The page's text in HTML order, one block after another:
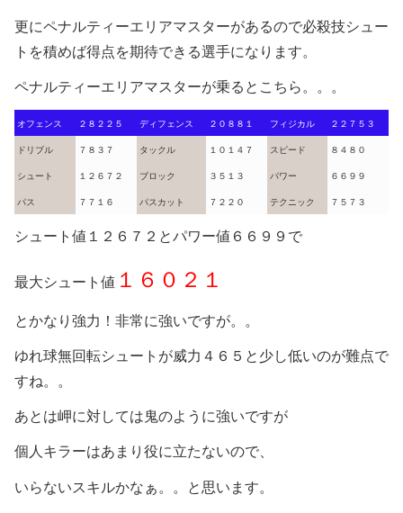
更にペナルティーエリアマスターがあるので必殺技シュー
トを積めば得点を期待できる選手になります。
ペナルティーエリアマスターが乗るとこちら。。。
オフェンス ２８２２５ ディフェンス ２０８８１ フィジカル ２２７５３
ドリブル ７８３７ タックル １０１４７ スピード ８４８０
シュート １２６７２ ブロック ３５１３ パワー ６６９９
パス ７７１６ パスカット ７２２０ テクニック ７５７３
シュート値１２６７２とパワー値６６９９で
最大シュート値 １６０２１
とかなり強力！非常に強いですが。。
ゆれ球無回転シュートが威力４６５と少し低いのが難点で
すね。。
あとは岬に対しては鬼のように強いですが
個人キラーはあまり役に立たないので、
いらないスキルかなぁ。。と思います。